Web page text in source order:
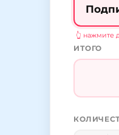
ИТОГО